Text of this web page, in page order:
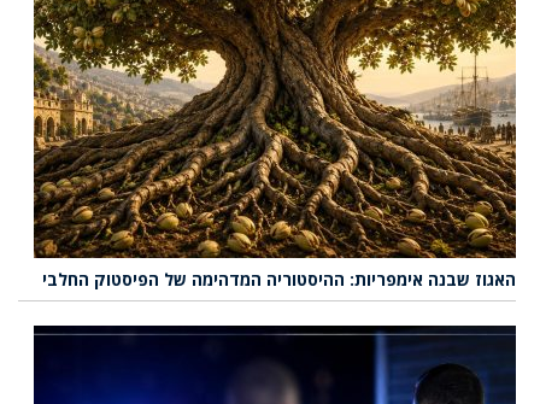
האגוז שבנה אימפריות: ההיסטוריה המדהימה של הפיסטוק החלבי